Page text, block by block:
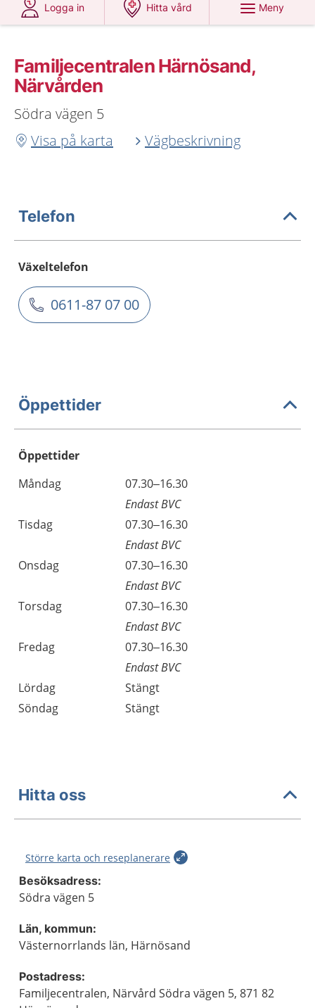
Logga in
Hitta vård
Meny
Familjecentralen Härnösand,
Närvården
Södra vägen 5
Visa på karta
Vägbeskrivning
Telefon
Växeltelefon
0611-87 07 00
Öppettider
Öppettider
Dag
Öppettider
Kommentarer
Måndag
07.30–16.30
Endast BVC
Tisdag
07.30–16.30
Endast BVC
Onsdag
07.30–16.30
Endast BVC
Torsdag
07.30–16.30
Endast BVC
Fredag
07.30–16.30
Endast BVC
Lördag
Stängt
Söndag
Stängt
Hitta oss
Större karta och reseplanerare
Besöksadress:
Södra vägen 5
Län, kommun:
Västernorrlands län, Härnösand
Postadress:
Familjecentralen, Närvård Södra vägen 5, 871 82